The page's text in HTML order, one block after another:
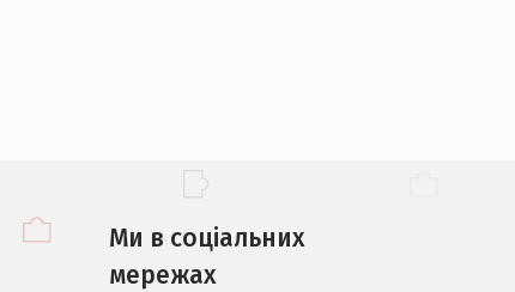
Ми в соцiальних
мережах